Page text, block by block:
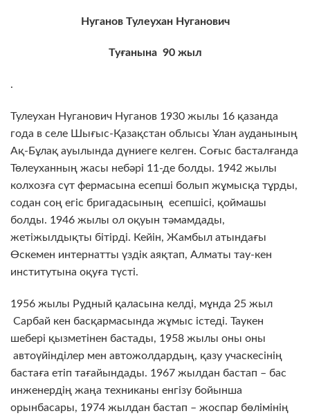
Нуганов Тулеухан Нуганович
Туғанына 90 жыл
.
Тулеухан Нуганович Нуганов 1930 жылы 16 қазанда
года в селе Шығыс-Қазақстан облысы Ұлан ауданының
Ақ-Бұлақ ауылында дүниеге келген. Соғыс басталғанда
Төлеуханның жасы небәрі 11-де болды. 1942 жылы
колхозға сүт фермасына есепші болып жұмысқа тұрды,
содан соң егіс бригадасының есепшісі, қоймашы
болды. 1946 жылы ол оқуын тәмамдады,
жетіжылдықты бітірді. Кейін, Жамбыл атындағы
Өскемен интернатты үздік аяқтап, Алматы тау-кен
институтына оқуға түсті.
1956 жылы Рудный қаласына келді, мұнда 25 жыл
Сарбай кен басқармасында жұмыс істеді. Таукен
шебері қызметінен бастады, 1958 жылы оны оны
автоүйінділер мен автожолдардың, қазу учаскесінің
бастаға етіп тағайындады. 1967 жылдан бастап – бас
инженердің жаңа техниканы енгізу бойынша
орынбасары, 1974 жылдан бастап – жоспар бөлімінің